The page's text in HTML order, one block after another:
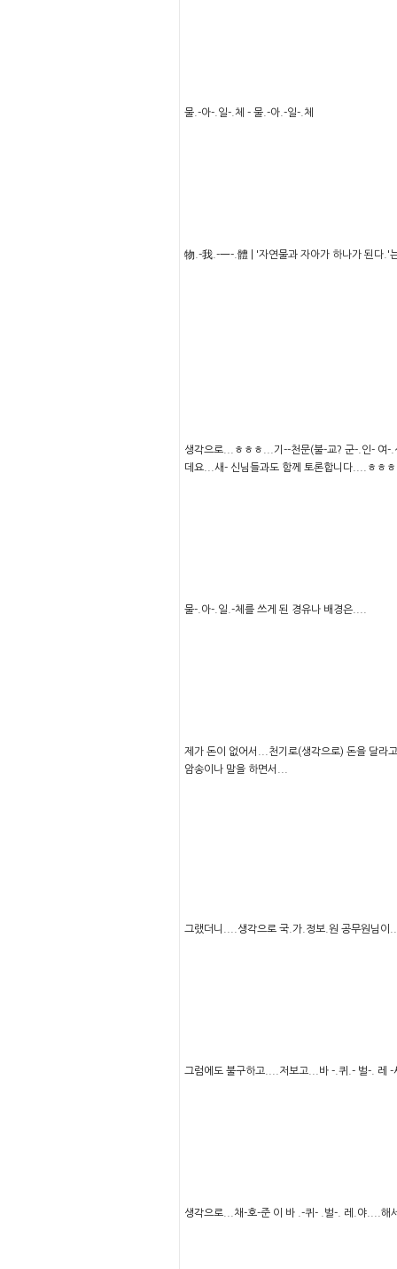
물.-아-.일-.체 - 물.-아.-일-.체
物.-我.-一-.體 | '자연물과 자아가 하나가 된다.'
생각으로...ㅎㅎㅎ...기--천문(불-교? 군-.인- 여-
데요...새- 신님들과도 함께 토론합니다....ㅎㅎ
물-.아-.일.-체를 쓰게 된 경유나 배경은....
제가 돈이 없어서...천기로(생각으로) 돈을 달
암송이나 말을 하면서...
그랬더니....생각으로 국.가.정보.원 공무원님
그럼에도 불구하고....저보고...바 -.퀴.- 벌-. 레
생각으로...채-호-준 이 바 .-퀴- .벌-. 레.야....해